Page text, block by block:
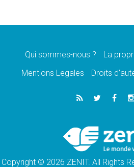
Pape en France
1ère Conférence
07.08.2026
Un logo symbolique
Cardinal Rossi: «La
Argentine est un
Qui sommes-nous ? La
Mentions Legales
Droits
Copyright © 2026 ZENIT. All Rights